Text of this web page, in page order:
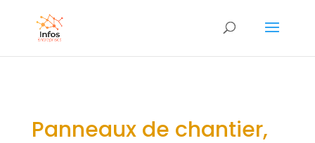
Panneaux de chantier,